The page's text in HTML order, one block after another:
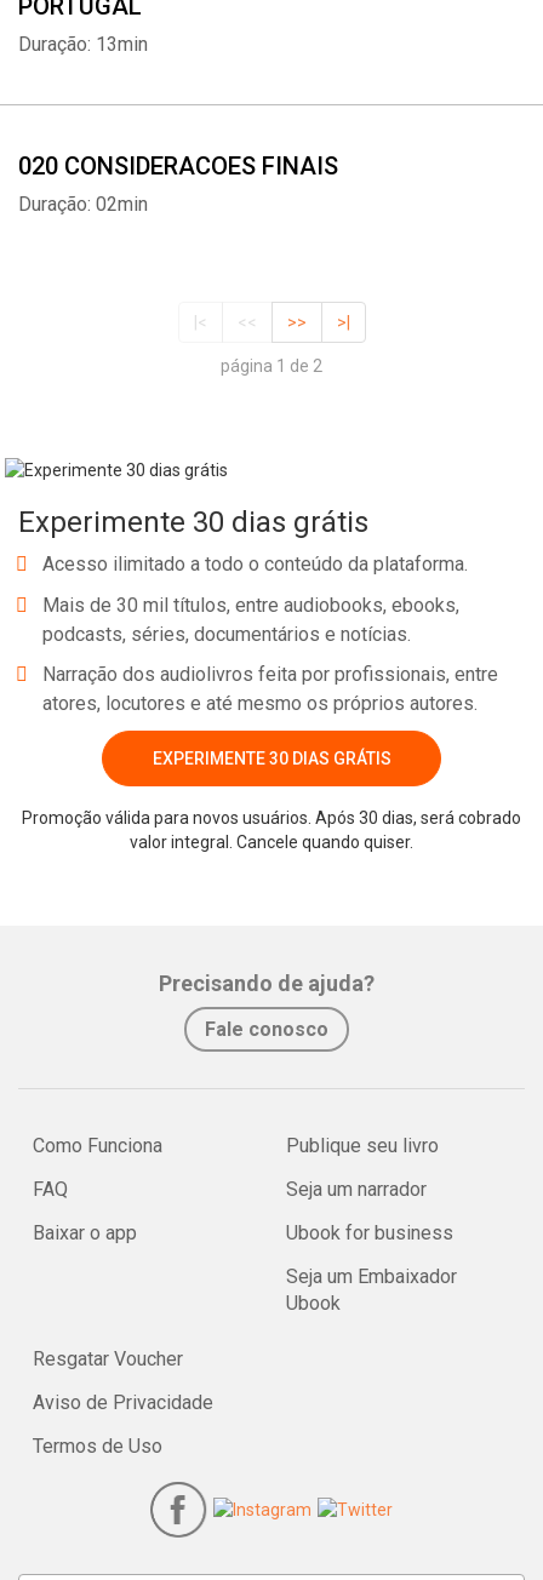
PORTUGAL
Duração: 13min
020 CONSIDERACOES FINAIS
Duração: 02min
|< << >> >|
página 1 de 2
Experimente 30 dias grátis
Acesso ilimitado a todo o conteúdo da plataforma.
Mais de 30 mil títulos, entre audiobooks, ebooks,
podcasts, séries, documentários e notícias.
Narração dos audiolivros feita por profissionais, entre
atores, locutores e até mesmo os próprios autores.
EXPERIMENTE 30 DIAS GRÁTIS
Promoção válida para novos usuários. Após 30 dias, será cobrado
valor integral. Cancele quando quiser.
Precisando de ajuda?
Fale conosco
Como Funciona
FAQ
Baixar o app
Publique seu livro
Seja um narrador
Ubook for business
Seja um Embaixador
Ubook
Resgatar Voucher
Aviso de Privacidade
Termos de Uso